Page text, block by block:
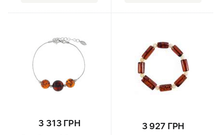
3 313 ГРН 3 927 ГРН